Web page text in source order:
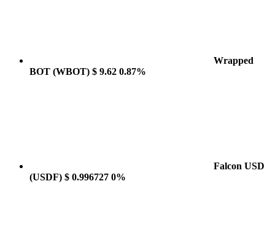
Wrapped
BOT (WBOT) $ 9.62 0.87%
Falcon USD
(USDF) $ 0.996727 0%